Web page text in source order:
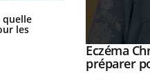
quelle
les
Syndrome
les meilleurs
Youtube
Eczéma
préparer